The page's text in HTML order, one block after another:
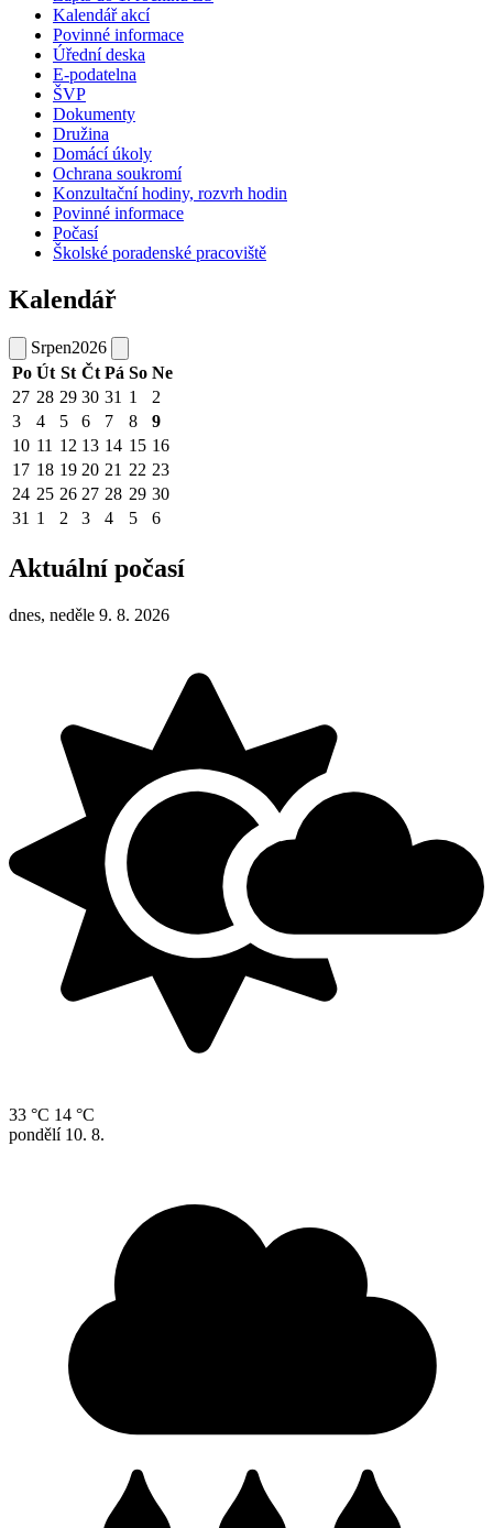
Kalendář akcí
Povinné informace
Úřední deska
E-podatelna
ŠVP
Dokumenty
Družina
Domácí úkoly
Ochrana soukromí
Konzultační hodiny, rozvrh hodin
Povinné informace
Počasí
Školské poradenské pracoviště
Kalendář
Srpen2026
Po Út St Čt Pá So Ne
27 28 29 30 31 1
2
3
4 5 6 7 8
9
10 11 12 13 14 15 16
17 18 19 20 21 22 23
24 25 26 27 28 29 30
31 1 2 3 4 5 6
Aktuální počasí
dnes, neděle 9. 8. 2026
33 °C 14 °C
pondělí 10. 8.